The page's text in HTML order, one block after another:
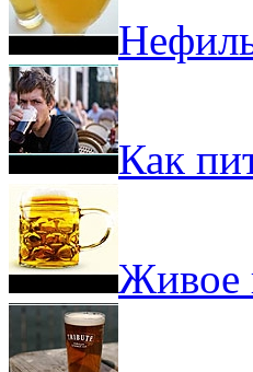
Как
Живое